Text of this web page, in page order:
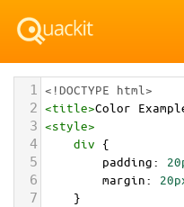
1 <!DOCTYPE html>
2 <title>Color
3 <style>
4 div {
5 padding:
6 margin:
7 }